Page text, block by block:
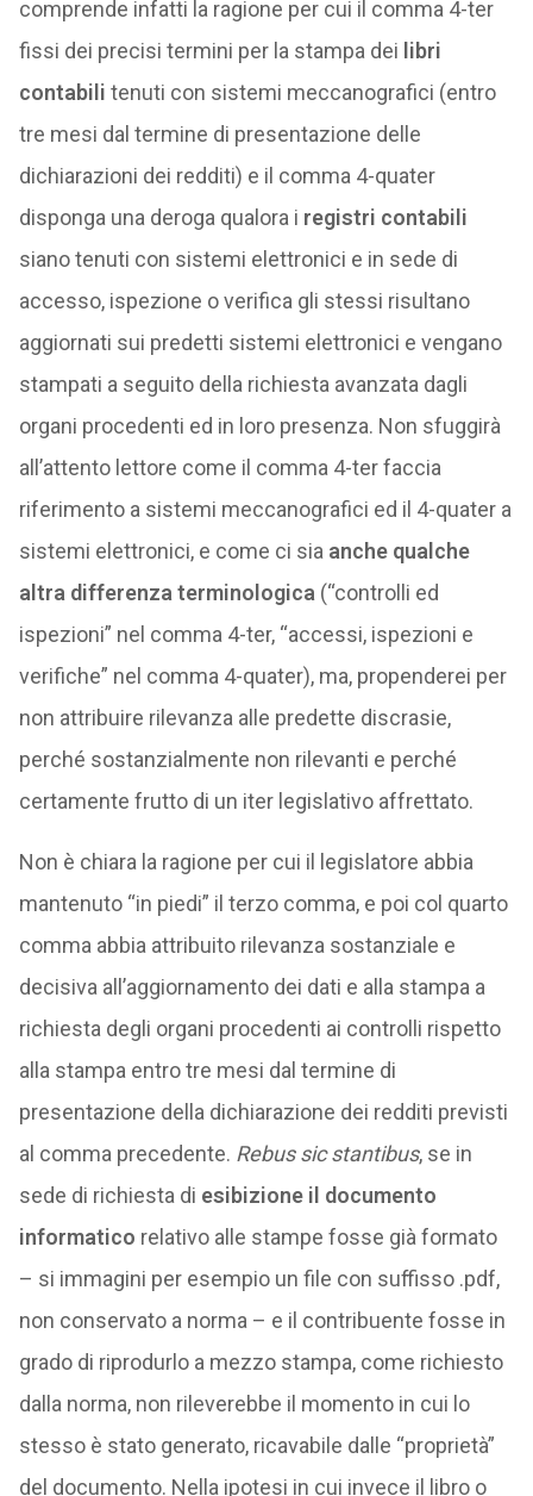
comprende infatti la ragione per cui il comma 4-ter
fissi dei precisi termini per la stampa dei libri
contabili tenuti con sistemi meccanografici (entro
tre mesi dal termine di presentazione delle
dichiarazioni dei redditi) e il comma 4-quater
disponga una deroga qualora i registri contabili
siano tenuti con sistemi elettronici e in sede di
accesso, ispezione o verifica gli stessi risultano
aggiornati sui predetti sistemi elettronici e vengano
stampati a seguito della richiesta avanzata dagli
organi procedenti ed in loro presenza. Non sfuggirà
all’attento lettore come il comma 4-ter faccia
riferimento a sistemi meccanografici ed il 4-quater a
sistemi elettronici, e come ci sia anche qualche
altra differenza terminologica (“controlli ed
ispezioni” nel comma 4-ter, “accessi, ispezioni e
verifiche” nel comma 4-quater), ma, propenderei per
non attribuire rilevanza alle predette discrasie,
perché sostanzialmente non rilevanti e perché
certamente frutto di un iter legislativo affrettato.
Non è chiara la ragione per cui il legislatore abbia
mantenuto “in piedi” il terzo comma, e poi col quarto
comma abbia attribuito rilevanza sostanziale e
decisiva all’aggiornamento dei dati e alla stampa a
richiesta degli organi procedenti ai controlli rispetto
alla stampa entro tre mesi dal termine di
presentazione della dichiarazione dei redditi previsti
al comma precedente. Rebus sic stantibus, se in
sede di richiesta di esibizione il documento
informatico relativo alle stampe fosse già formato
– si immagini per esempio un file con suffisso .pdf,
non conservato a norma – e il contribuente fosse in
grado di riprodurlo a mezzo stampa, come richiesto
dalla norma, non rileverebbe il momento in cui lo
stesso è stato generato, ricavabile dalle “proprietà”
del documento. Nella ipotesi in cui invece il libro o